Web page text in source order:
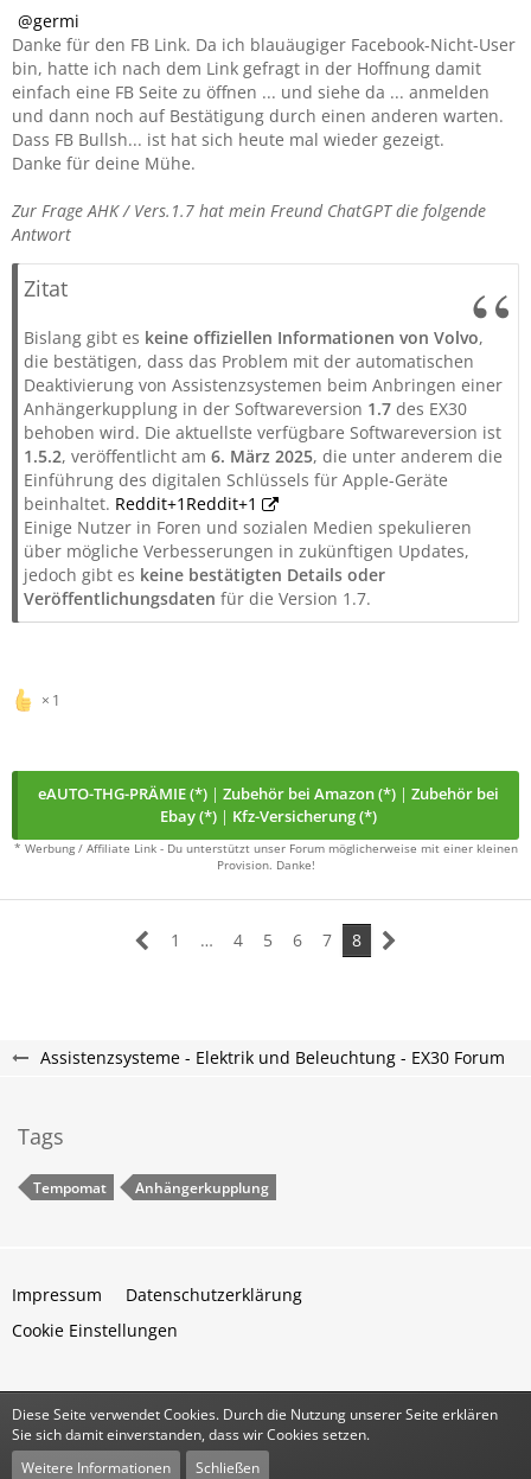
germi
Danke für den FB Link. Da ich blauäugiger Facebook-Nicht-User
bin, hatte ich nach dem Link gefragt in der Hoffnung damit
einfach eine FB Seite zu öffnen ... und siehe da ... anmelden
und dann noch auf Bestätigung durch einen anderen warten.
Dass FB Bullsh... ist hat sich heute mal wieder gezeigt.
Danke für deine Mühe.
Zur Frage AHK / Vers.1.7 hat mein Freund ChatGPT die folgende
Antwort
Zitat
Bislang gibt es keine offiziellen Informationen von Volvo,
die bestätigen, dass das Problem mit der automatischen
Deaktivierung von Assistenzsystemen beim Anbringen einer
Anhängerkupplung in der Softwareversion 1.7 des EX30
behoben wird. Die aktuellste verfügbare Softwareversion ist
1.5.2, veröffentlicht am 6. März 2025, die unter anderem die
Einführung des digitalen Schlüssels für Apple-Geräte
beinhaltet. Reddit+1Reddit+1
Einige Nutzer in Foren und sozialen Medien spekulieren
über mögliche Verbesserungen in zukünftigen Updates,
jedoch gibt es keine bestätigten Details oder
Veröffentlichungsdaten für die Version 1.7.
1
eAUTO-THG-PRÄMIE (*) | Zubehör bei Amazon (*) | Zubehör bei
Ebay (*) | Kfz-Versicherung (*)
* Werbung / Affiliate Link - Du unterstützt unser Forum möglicherweise mit einer kleinen
Provision. Danke!
1 … 4 5 6 7 8
Assistenzsysteme - Elektrik und Beleuchtung - EX30 Forum
Tags
Tempomat Anhängerkupplung
Impressum
Datenschutzerklärung
Cookie Einstellungen
Community-Software:WoltLab Suite™
Stil:Classicvon
Diese Seite verwendet Cookies. Durch die Nutzung unserer Seite erklären
Sie sich damit einverstanden, dass wir Cookies setzen.
Weitere Informationen
Schließen